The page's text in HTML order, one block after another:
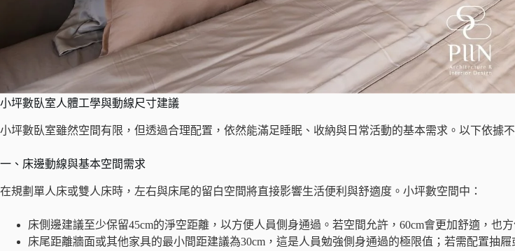
小坪數臥室人體工學與動線尺寸建議
小坪數臥室雖然空間有限，但透過合理配置，依然能滿足睡眠、收納與日常活動的基本需求。以下依據
一、床邊動線與基本空間需求
在規劃單人床或雙人床時，左右與床尾的留白空間將直接影響生活便利與舒適度。小坪數空間中：
床側邊建議至少保留45cm的淨空距離，以方便人員側身通過。若空間允許，60cm會更加舒適，也
床尾距離牆面或其他家具的最小間距建議為30cm，這是人員勉強側身通過的極限值；若需配置抽屜